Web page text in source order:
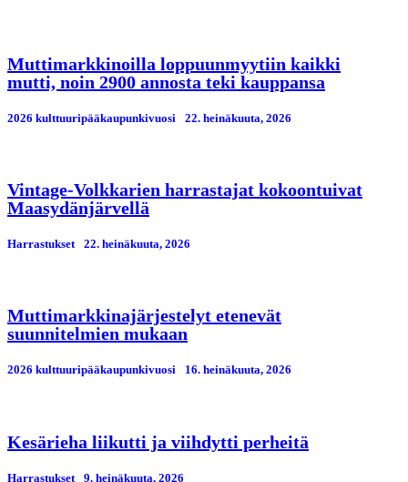
Muttimarkkinoilla loppuunmyytiin kaikki
mutti, noin 2900 annosta teki kauppansa
2026 kulttuuripääkaupunkivuosi 22. heinäkuuta, 2026
Vintage-Volkkarien harrastajat kokoontuivat
Maasydänjärvellä
Harrastukset 22. heinäkuuta, 2026
Muttimarkkinajärjestelyt etenevät
suunnitelmien mukaan
2026 kulttuuripääkaupunkivuosi 16. heinäkuuta, 2026
Kesärieha liikutti ja viihdytti perheitä
Harrastukset 9. heinäkuuta, 2026